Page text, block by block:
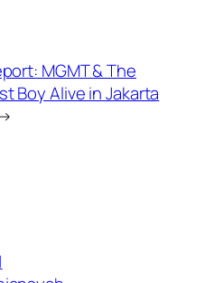
MGMT & The
Boy Alive in Jakarta